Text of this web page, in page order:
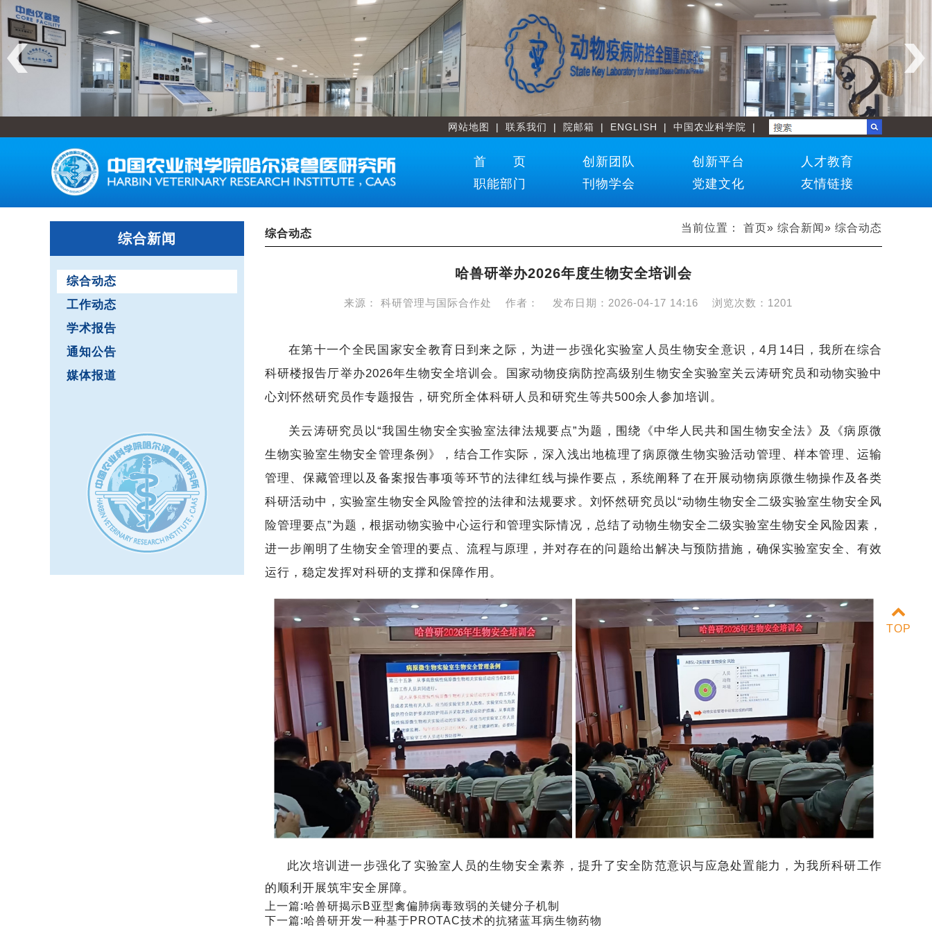
网站地图 | 联系我们 | 院邮箱 | ENGLISH | 中国农业科学院 |
首 页 创新团队 创新平台
人才教育
职能部门
刊物学会 党建文化 友情链接
当前位置： 首页» 综合新闻» 综合动态
综合新闻
综合动态
工作动态
学术报告
通知公告
媒体报道
综合动态
哈兽研举办2026年度生物安全培训会
来源： 科研管理与国际合作处 作者： 发布日期： 2026-04-17 14:16 浏览次数： 1201
在第十一个全民国家安全教育日到来之际，为进一步强化实验室人员生物安全意识，4月14日，我所在综合
科研楼报告厅举办2026年生物安全培训会。国家动物疫病防控高级别生物安全实验室关云涛研究员和动物实验中
心刘怀然研究员作专题报告，研究所全体科研人员和研究生等共500余人参加培训。
关云涛研究员以“我国生物安全实验室法律法规要点”为题，围绕《中华人民共和国生物安全法》及《病原微
生物实验室生物安全管理条例》，结合工作实际，深入浅出地梳理了病原微生物实验活动管理、样本管理、运输
管理、保藏管理以及备案报告事项等环节的法律红线与操作要点，系统阐释了在开展动物病原微生物操作及各类
科研活动中，实验室生物安全风险管控的法律和法规要求。刘怀然研究员以“动物生物安全二级实验室生物安全风
险管理要点”为题，根据动物实验中心运行和管理实际情况，总结了动物生物安全二级实验室生物安全风险因素，
进一步阐明了生物安全管理的要点、流程与原理，并对存在的问题给出解决与预防措施，确保实验室安全、有效
运行，稳定发挥对科研的支撑和保障作用。
此次培训进一步强化了实验室人员的生物安全素养，提升了安全防范意识与应急处置能力，为我所科研工作
的顺利开展筑牢安全屏障。
上一篇:哈兽研揭示B亚型禽偏肺病毒致弱的关键分子机制
下一篇:哈兽研开发一种基于PROTAC技术的抗猪蓝耳病生物药物
TOP